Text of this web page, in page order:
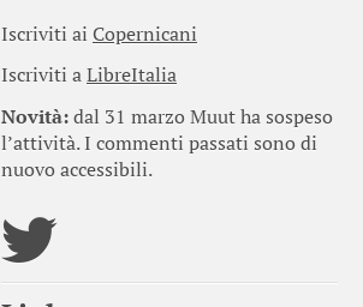
Iscriviti ai Copernicani
Iscriviti aLibreItalia
Novità:dal 31 marzo Muut ha sospeso
l’attività. I commenti passati sono di
nuovo accessibili.